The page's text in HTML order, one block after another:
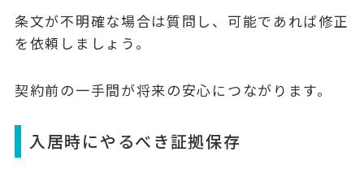
条文が不明確な場合は質問し、可能であれば修正
を依頼しましょう。
契約前の一手間が将来の安心につながります。
入居時にやるべき証拠保存